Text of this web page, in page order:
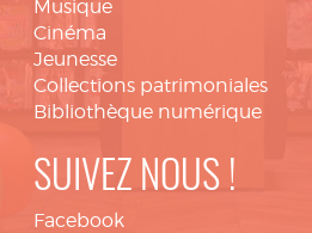
Musique
Cinéma
Jeunesse
Collections patrimoniales
Bibliothèque numérique
SUIVEZ NOUS !
Facebook